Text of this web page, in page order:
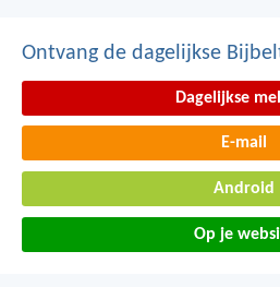
Ontvang de dagelijkse
Dagelijkse
E-mail
Android
Op je